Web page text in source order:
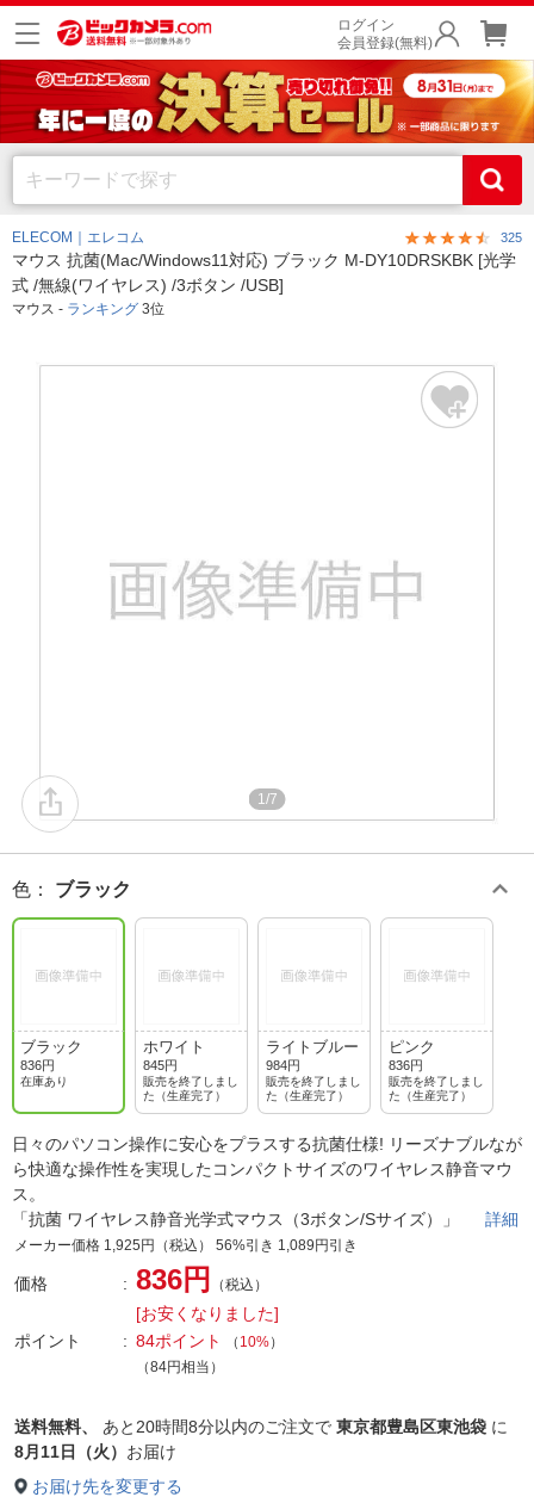
ログイン
会員登録(無料)
ELECOM｜エレコム 325
マウス 抗菌(Mac/Windows11対応) ブラック M-DY10DRSKBK [光学
式 /無線(ワイヤレス) /3ボタン /USB]
マウス - ランキング 3位
1/7
色 ： ブラック
ブラック
836円
在庫あり
ホワイト
845円
販売を終了しまし
た（生産完了）
ライトブルー
984円
販売を終了しまし
た（生産完了）
ピンク
836円
販売を終了しまし
た（生産完了）
日々のパソコン操作に安心をプラスする抗菌仕様! リーズナブルなが
ら快適な操作性を実現したコンパクトサイズのワイヤレス静音マウ
ス。
「抗菌 ワイヤレス静音光学式マウス（3ボタン/Sサイズ）」 詳細
メーカー価格 1,925円（税込） 56%引き 1,089円引き
価格 836円 （税込）
[お安くなりました]
ポイント
84ポイント （ 10%）
（84円相当）
送料無料、 あと 20時間8分以内のご注文で 東京都豊島区東池袋 に
8月11日（火） お届け
お届け先を変更する